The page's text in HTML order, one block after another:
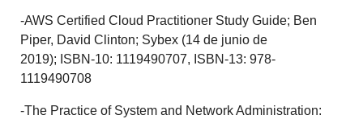
-AWS Certified Cloud Practitioner Study Guide; Ben
Piper, David Clinton; Sybex (14 de junio de
2019); ISBN-10: 1119490707, ISBN-13: 978-
1119490708
-The Practice of System and Network Administration: